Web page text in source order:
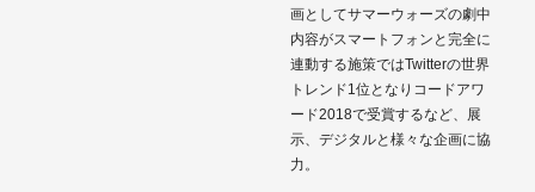
画としてサマーウォーズの劇中
内容がスマートフォンと完全に
連動する施策ではTwitterの世界
トレンド1位となりコードアワ
ード2018で受賞するなど、展
示、デジタルと様々な企画に協
力。